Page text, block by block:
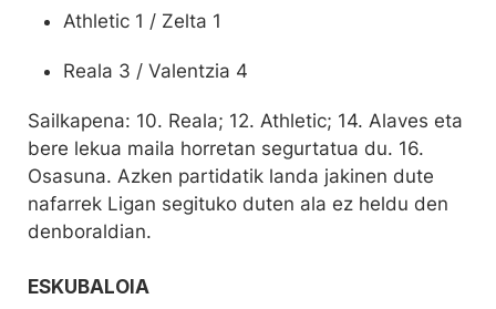
Athletic 1 / Zelta 1
Reala 3 / Valentzia 4
Sailkapena: 10. Reala; 12. Athletic; 14. Alaves eta
bere lekua maila horretan segurtatua du. 16.
Osasuna. Azken partidatik landa jakinen dute
nafarrek Ligan segituko duten ala ez heldu den
denboraldian.
ESKUBALOIA